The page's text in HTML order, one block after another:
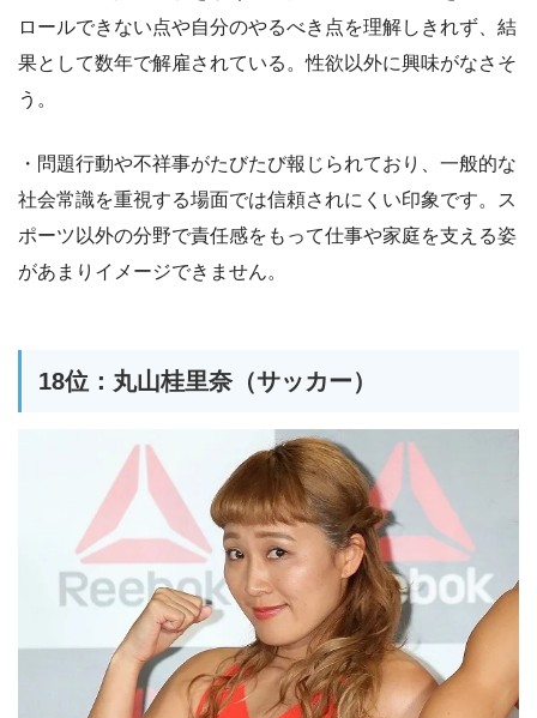
ロールできない点や自分のやるべき点を理解しきれず、結
果として数年で解雇されている。性欲以外に興味がなさそ
う。
・問題行動や不祥事がたびたび報じられており、一般的な
社会常識を重視する場面では信頼されにくい印象です。ス
ポーツ以外の分野で責任感をもって仕事や家庭を支える姿
があまりイメージできません。
18位：丸山桂里奈（サッカー）